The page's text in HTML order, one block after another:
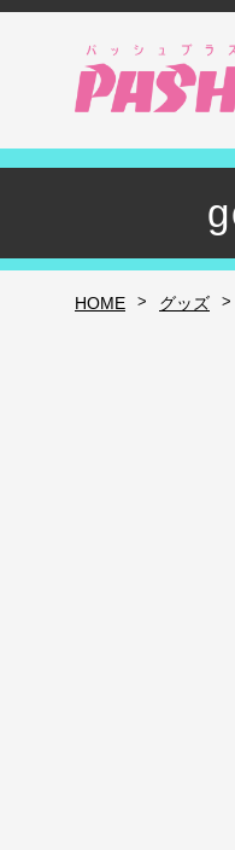
HOME > グッズ >